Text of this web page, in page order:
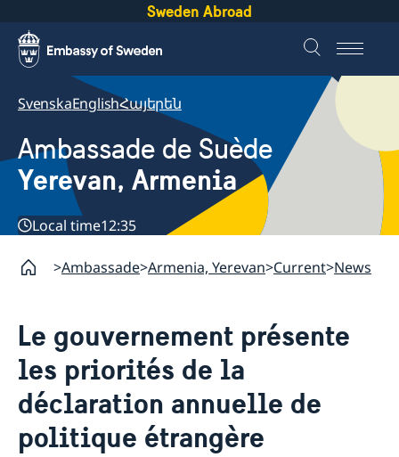
Sweden Abroad
SvenskaEnglishՀայերեն
Ambassade de Suède
Yerevan, Armenia
Local time12:35
Ambassade Armenia, Yerevan Current News
Le gouvernement présente
les priorités de la
déclaration annuelle de
politique étrangère